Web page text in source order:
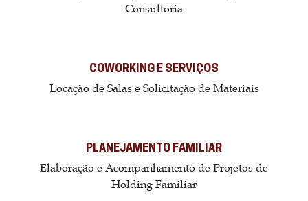
Consultoria
COWORKING E SERVIÇOS
Locação de Salas e Solicitação de Materiais
PLANEJAMENTO FAMILIAR
Elaboração e Acompanhamento de Projetos de
Holding Familiar